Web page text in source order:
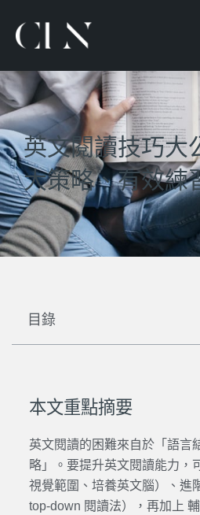
英文閱讀技巧大
大策略、有效練
目錄
本文重點摘要
英文閱讀的困難來自於「語言
略」。要提升英文閱讀能力，
視覺範圍、培養英文腦）、進
top-down 閱讀法），再加上